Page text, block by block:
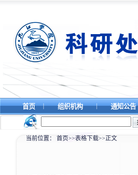
首页 | 组织机构 | 通知公告
当前位置： 首页>>表格下载>>正文